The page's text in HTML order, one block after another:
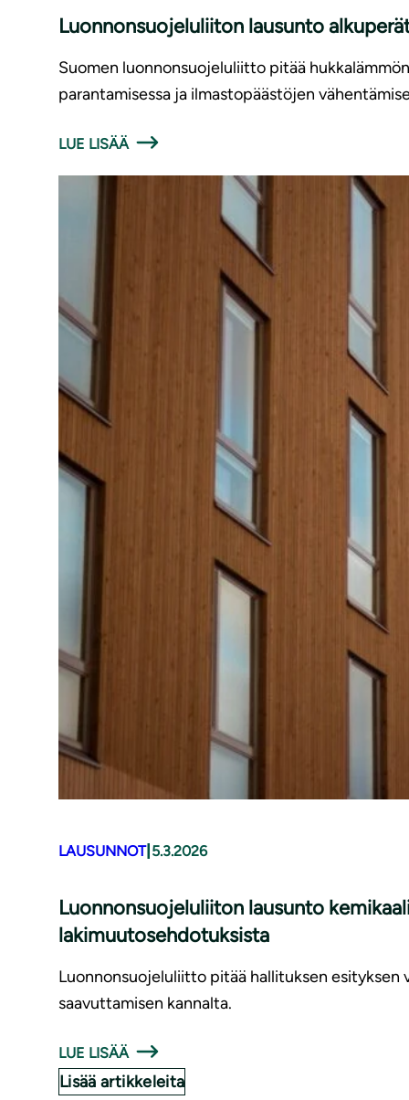
Luonnonsuojeluliiton lausunto
Suomen luonnonsuojeluliitto pitää
parantamisessa ja ilmastopäästöjen
LUE LISÄÄ
LAUSUNNOT| 5.3.2026
Luonnonsuojeluliiton lausunto
lakimuutosehdotuksista
Luonnonsuojeluliitto pitää hallituksen
saavuttamisen kannalta.
LUE LISÄÄ
Lisää artikkeleita